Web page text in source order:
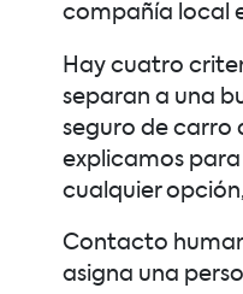
compañía local
Hay cuatro
separan a una
seguro de carro
explicamos
cualquier
Contacto
asigna una